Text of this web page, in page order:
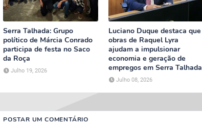
Serra Talhada: Grupo
político de Márcia Conrado
participa de festa no Saco
da Roça
Julho 19, 2026
Luciano Duque destaca que
obras de Raquel Lyra
ajudam a impulsionar
economia e geração de
empregos em Serra Talhada
Julho 08, 2026
POSTAR UM COMENTÁRIO